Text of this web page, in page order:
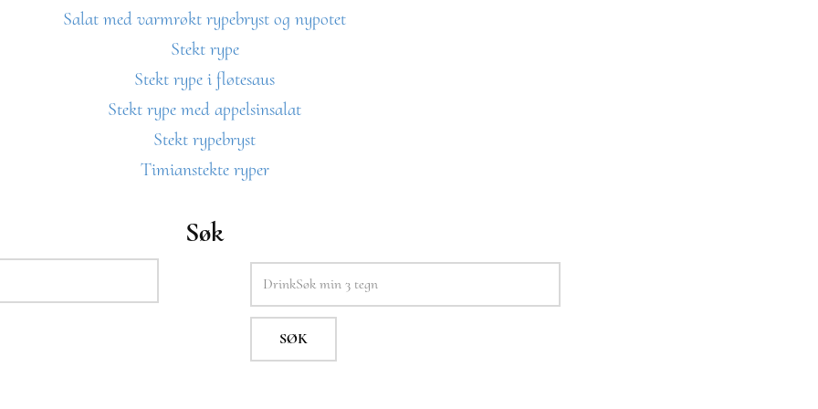
Salat med varmrøkt rypebryst og nypotet
Stekt rype
Stekt rype i fløtesaus
Stekt rype med appelsinsalat
Stekt rypebryst
Timianstekte ryper
Søk
SØK